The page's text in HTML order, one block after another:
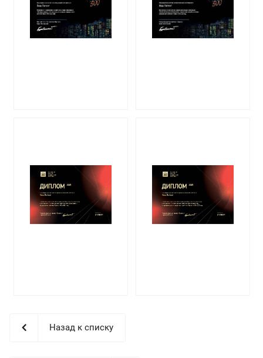
Назад к списку